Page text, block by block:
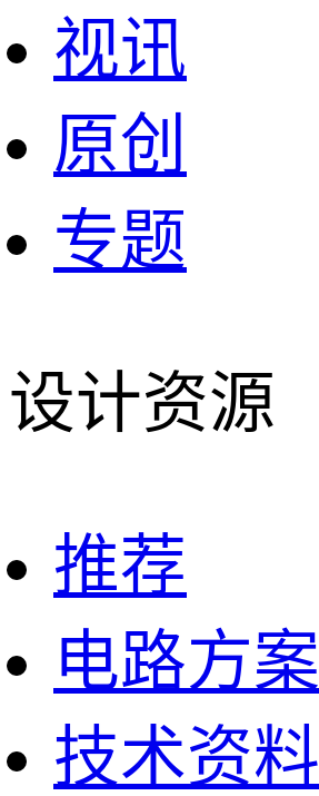
视讯
原创
专题
设计资源
推荐
电路方案
技术资料